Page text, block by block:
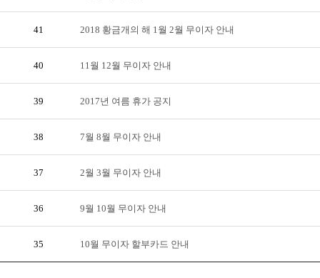
41 2018 황금개의 해 1월 2월 무이자 안내
40 11월 12월 무이자 안내
39 2017년 여름 휴가 공지
38 7월 8월 무이자 안내
37 2월 3월 무이자 안내
36 9월 10월 무이자 안내
35 10월 무이자 할부카드 안내